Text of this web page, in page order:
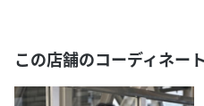
この店舗のコーディネート